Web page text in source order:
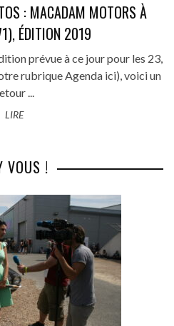
: MACADAM MOTORS À
ÉDITION 2019
prévue à ce jour pour les 23,
rubrique Agenda ici), voici un
...
LIRE
VOUS !